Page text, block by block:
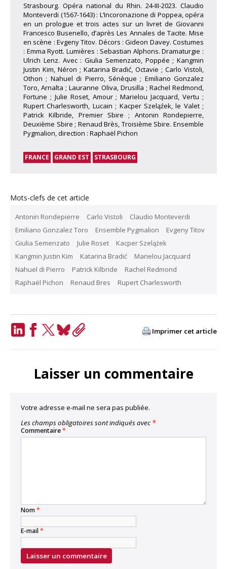
Strasbourg. Opéra national du Rhin. 24-III-2023. Claudio
Monteverdi (1567-1643) : L’Incoronazione di Poppea, opéra
en un prologue et trois actes sur un livret de Giovanni
Francesco Busenello, d’après Les Annales de Tacite. Mise
en scène : Evgeny Titov. Décors : Gideon Davey. Costumes
: Emma Ryott. Lumières : Sebastian Alphons. Dramaturgie :
Ulrich Lenz. Avec : Giulia Semenzato, Poppée ; Kangmin
Justin Kim, Néron ; Katarina Bradić, Octavie ; Carlo Vistoli,
Othon ; Nahuel di Pierro, Sénèque ; Emiliano Gonzalez
Toro, Arnalta ; Lauranne Oliva, Drusilla ; Rachel Redmond,
Fortune ; Julie Roset, Amour ; Marielou Jacquard, Vertu ;
Rupert Charlesworth, Lucain ; Kacper Szeląźek, le Valet ;
Patrick Kilbride, Premier Sbire ; Antonin Rondepierre,
Deuxième Sbire ; Renaud Brès, Troisième Sbire. Ensemble
Pygmalion, direction : Raphaël Pichon
FRANCE GRAND EST STRASBOURG
Mots-clefs de cet article
Antonin Rondepierre Carlo Vistoli
Claudio Monteverdi
Emiliano Gonzalez Toro
Ensemble Pygmalion
Evgeny Titov
Giulia Semenzato
Julie Roset
Kacper Szelążek
Kangmin Justin Kim
Katarina Bradić
Marielou Jacquard
Nahuel di Pierro
Patrick Kilbride
Rachel Redmond
Raphaël Pichon
Renaud Bres Rupert Charlesworth
Imprimer cet article
Laisser un commentaire
Votre adresse e-mail ne sera pas publiée.
Les champs obligatoires sont indiqués avec *
Commentaire*
Nom*
E-mail*